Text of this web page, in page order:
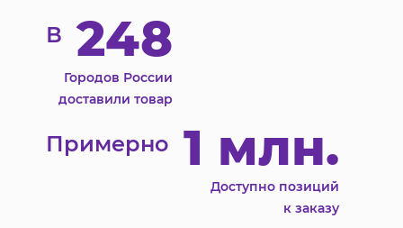
В 248
Городов России
доставили товар
Примерно 1 млн.
Доступно позиций
к заказу